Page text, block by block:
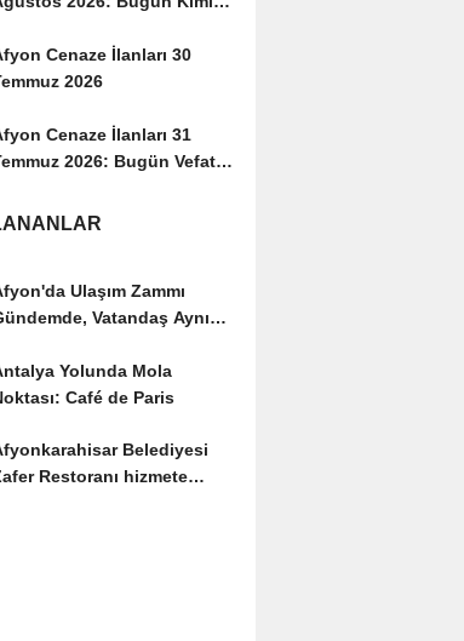
Cenaze İlanları 30
2026
Cenaze İlanları 31
2026: Bugün Vefat
Ulaşım Zammı
Vatandaş Aynı
Yolunda Mola
Café de Paris
Belediyesi
Restoranı hizmete